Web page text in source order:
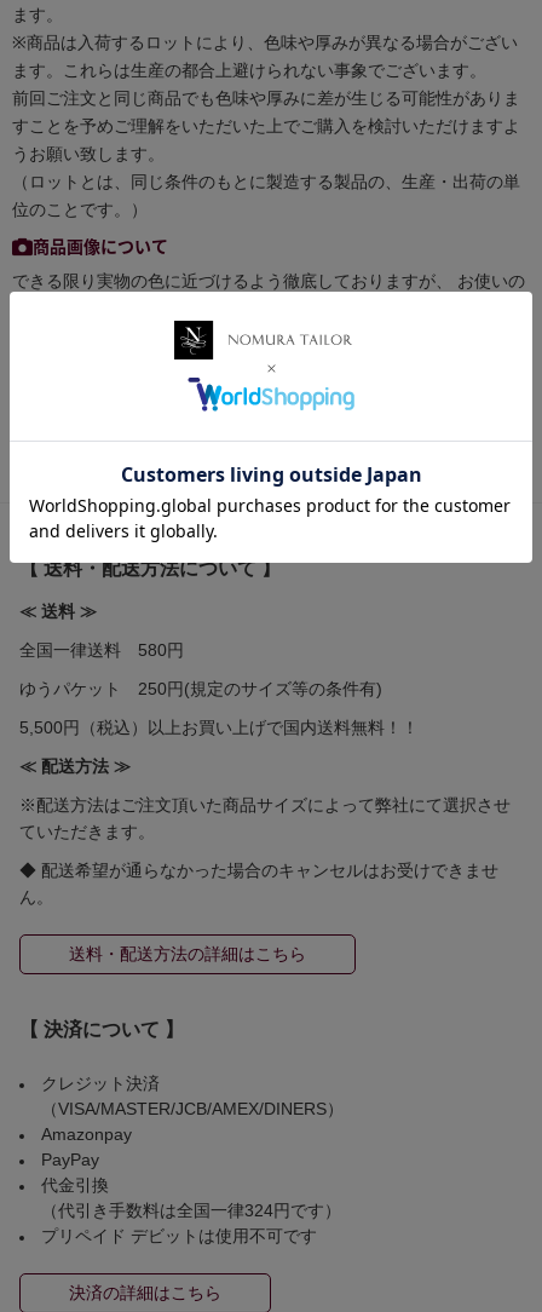
ます。
※商品は入荷するロットにより、色味や厚みが異なる場合がござい
ます。これらは生産の都合上避けられない事象でございます。
前回ご注文と同じ商品でも色味や厚みに差が生じる可能性がありま
すことを予めご理解をいただいた上でご購入を検討いただけますよ
うお願い致します。
（ロットとは、同じ条件のもとに製造する製品の、生産・出荷の単
位のことです。）
商品画像について
できる限り実物の色に近づけるよう徹底しておりますが、 お使いの
実際の商品と色味が異なる場合がございます。予めご了承くださ
お買い物ポイントについて
【 送料・配送方法について 】
≪ 送料 ≫
全国一律送料 580円
ゆうパケット 250円(規定のサイズ等の条件有)
5,500円（税込）以上お買い上げで国内送料無料！！
≪ 配送方法 ≫
※配送方法はご注文頂いた商品サイズによって弊社にて選択させ
ていただきます。
◆ 配送希望が通らなかった場合のキャンセルはお受けできませ
ん。
送料・配送方法の詳細はこちら
【 決済について 】
クレジット決済
（VISA/MASTER/JCB/AMEX/DINERS）
Amazonpay
PayPay
代金引換
（代引き手数料は全国一律324円です）
プリペイド デビットは使用不可です
決済の詳細はこちら